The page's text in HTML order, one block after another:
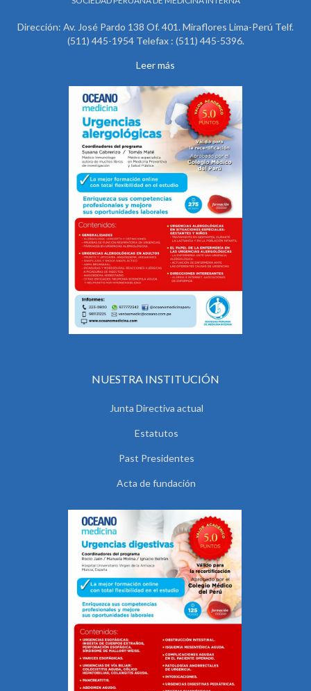
Dirección: Av. José Pardo 138 Of. 401. Miraflores Lima-Perú Telf.
(511) 445-1954 Telefax : (511) 445-5396.
Leer más
NUESTRA INSTITUCIÓN
Junta Directiva actual
Estatutos
Past Presidentes
Acta de fundación